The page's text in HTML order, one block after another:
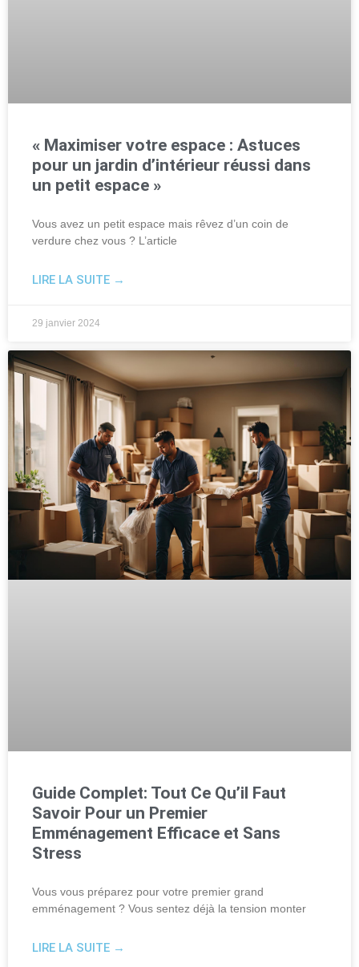
« Maximiser votre espace : Astuces
pour un jardin d’intérieur réussi dans
un petit espace »
Vous avez un petit espace mais rêvez d’un coin de
verdure chez vous ? L’article
LIRE LA SUITE →
29 janvier 2024
Guide Complet: Tout Ce Qu’il Faut
Savoir Pour un Premier
Emménagement Efficace et Sans
Stress
Vous vous préparez pour votre premier grand
emménagement ? Vous sentez déjà la tension monter
LIRE LA SUITE →